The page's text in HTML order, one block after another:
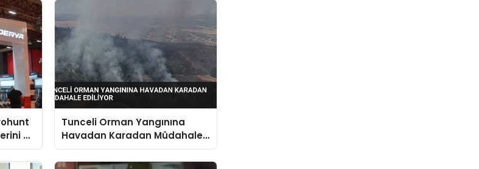
ve
Tunceli Orman Yangınına
Havadan Karadan Müdahale
Ediliyor